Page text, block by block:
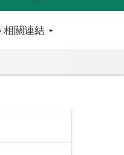
相關連結